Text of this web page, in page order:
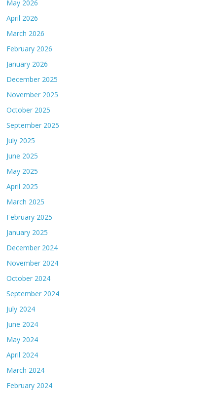
May 2026
April 2026
March 2026
February 2026
January 2026
December 2025
November 2025
October 2025
September 2025
July 2025
June 2025
May 2025
April 2025
March 2025
February 2025
January 2025
December 2024
November 2024
October 2024
September 2024
July 2024
June 2024
May 2024
April 2024
March 2024
February 2024